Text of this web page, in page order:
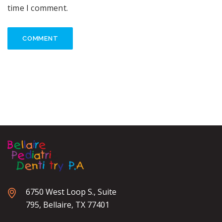
time I comment.
6750 West Loop S., Suite
795, Bellaire, TX 77401